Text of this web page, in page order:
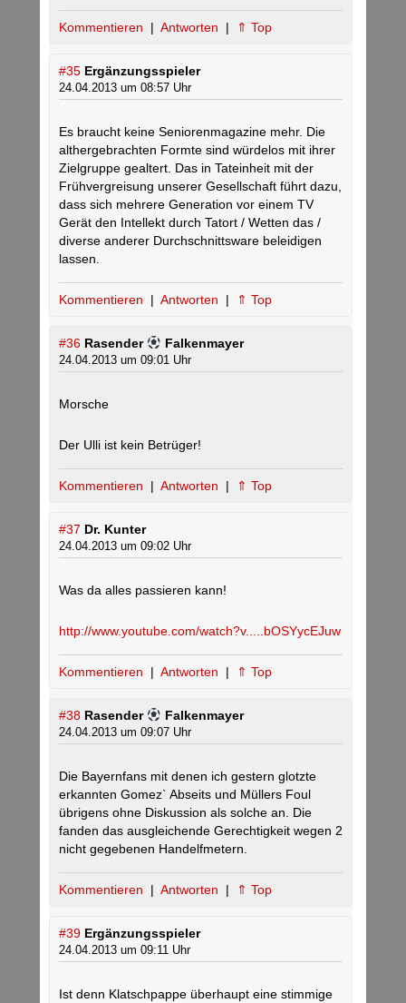
Kommentieren | Antworten | ⇑ Top
#35 Ergänzungsspieler
24.04.2013 um 08:57 Uhr
Es braucht keine Seniorenmagazine mehr. Die
althergebrachten Formte sind würdelos mit ihrer
Zielgruppe gealtert. Das in Tateinheit mit der
Frühvergreisung unserer Gesellschaft führt dazu,
dass sich mehrere Generation vor einem TV
Gerät den Intellekt durch Tatort / Wetten das /
diverse anderer Durchschnittsware beleidigen
lassen.
Kommentieren | Antworten | ⇑ Top
#36 Rasender Falkenmayer
24.04.2013 um 09:01 Uhr
Morsche
Der Ulli ist kein Betrüger!
Kommentieren | Antworten | ⇑ Top
#37 Dr. Kunter
24.04.2013 um 09:02 Uhr
Was da alles passieren kann!
http://www.youtube.com/watch?v.....bOSYycEJuw
Kommentieren | Antworten | ⇑ Top
#38 Rasender Falkenmayer
24.04.2013 um 09:07 Uhr
Die Bayernfans mit denen ich gestern glotzte
erkannten Gomez` Abseits und Müllers Foul
übrigens ohne Diskussion als solche an. Die
fanden das ausgleichende Gerechtigkeit wegen 2
nicht gegebenen Handelfmetern.
Kommentieren | Antworten | ⇑ Top
#39 Ergänzungsspieler
24.04.2013 um 09:11 Uhr
Ist denn Klatschpappe überhaupt eine stimmige